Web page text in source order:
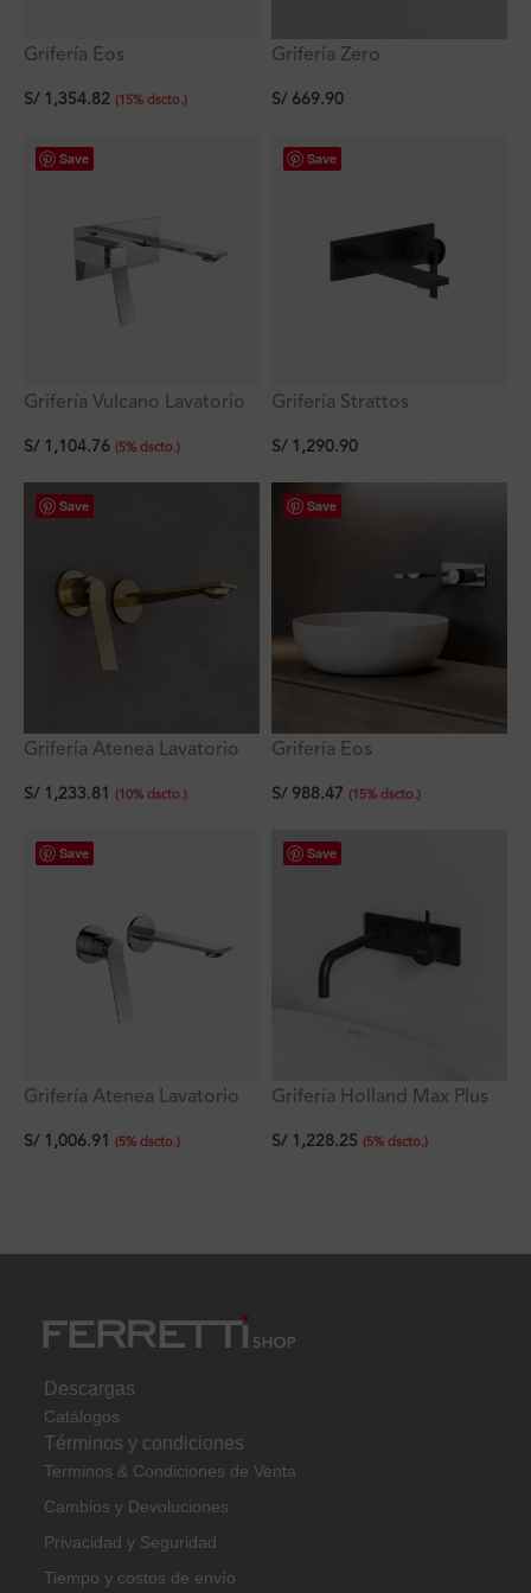
Grifería Eos
Pared
S/ 1,354.82 (15% dscto.)
Grifería Zero
de Acero Inox Ferretti
S/669.90
Save
Grifería Vulcano Lavatorio
Ferretti
S/1,104.76 (5% dscto.)
Save
Grifería Strattos
Pared Ferretti
S/1,290.90
Save
Grifería Atenea Lavatorio
Mate A La Pared Ferretti
S/ 1,233.81 (10% dscto.)
Save
Grifería Eos
S/988.47 (15% dscto.)
Save
Grifería Atenea Lavatorio
Ferretti
S/1,006.91 (5% dscto.)
Save
Grifería Holland Max Plus
Pared
S/1,228.25 (5% dscto.)
Descargas
Catálogos
Términos y condiciones
Terminos & Condiciones de Venta
Cambios y Devoluciones
Privacidad y Seguridad
Tiempo y costos de envío